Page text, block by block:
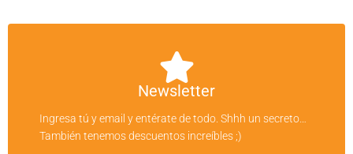
Newsletter
Ingresa tú y email y entérate de todo. Shhh un secreto…
También tenemos descuentos increíbles ;)